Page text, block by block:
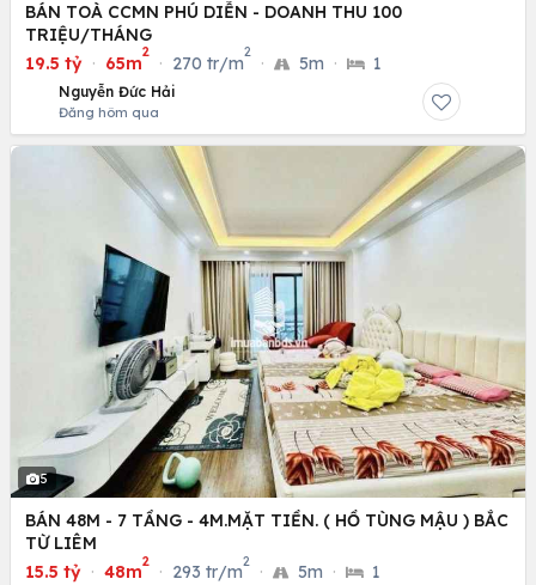
BÁN TOÀ CCMN PHÚ DIỄN - DOANH THU 100
TRIỆU/THÁNG
19.5 tỷ · 65m
2
· 270 tr/m
2
· 5m · 1
Nguyễn Đức Hải
Đăng hôm qua
5
BÁN 48M - 7 TẦNG - 4M.MẶT TIỀN. ( HỒ TÙNG MẬU ) BẮC
TỪ LIÊM
15.5 tỷ · 48m
2
· 293 tr/m
2
· 5m · 1